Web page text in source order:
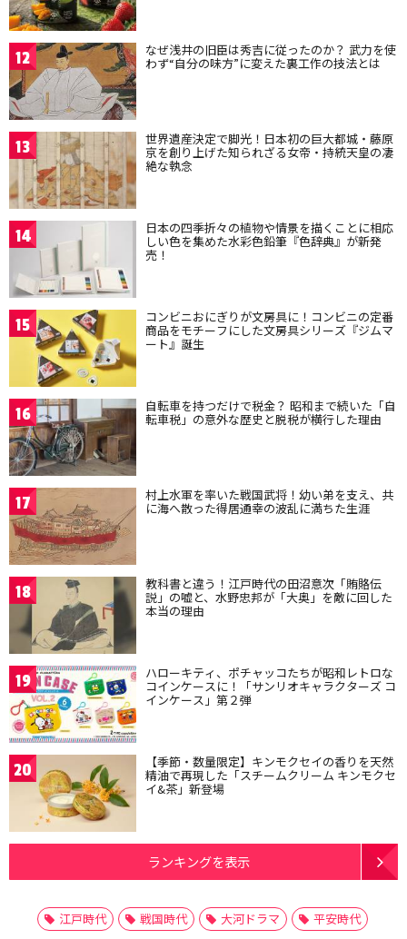
12 なぜ浅井の旧臣は秀吉に従ったのか？ 武力を使
わず“自分の味方”に変えた裏工作の技法とは
13 世界遺産決定で脚光！日本初の巨大都城・藤原
京を創り上げた知られざる女帝・持統天皇の凄
絶な執念
14 日本の四季折々の植物や情景を描くことに相応
しい色を集めた水彩色鉛筆『色辞典』が新発
売！
15 コンビニおにぎりが文房具に！コンビニの定番
商品をモチーフにした文房具シリーズ『ジムマ
ート』誕生
16 自転車を持つだけで税金？ 昭和まで続いた「自
転車税」の意外な歴史と脱税が横行した理由
17 村上水軍を率いた戦国武将！幼い弟を支え、共
に海へ散った得居通幸の波乱に満ちた生涯
18 教科書と違う！江戸時代の田沼意次「賄賂伝
説」の嘘と、水野忠邦が「大奥」を敵に回した
本当の理由
19 ハローキティ、ポチャッコたちが昭和レトロな
コインケースに！「サンリオキャラクターズ コ
インケース」第２弾
20 【季節・数量限定】キンモクセイの香りを天然
精油で再現した「スチームクリーム キンモクセ
イ&茶」新登場
ランキングを表示
江戸時代 戦国時代 大河ドラマ
平安時代